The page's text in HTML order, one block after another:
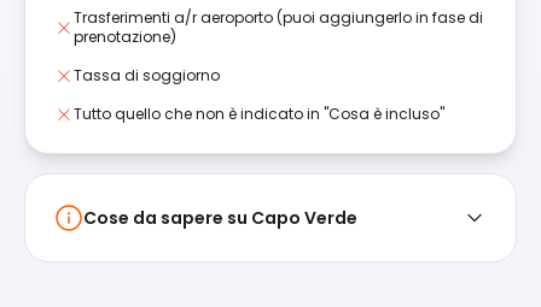
Trasferimenti a/r aeroporto (puoi aggiungerlo in fase di
prenotazione)
Tassa di soggiorno
Tutto quello che non è indicato in "Cosa è incluso"
Cose da sapere su Capo Verde